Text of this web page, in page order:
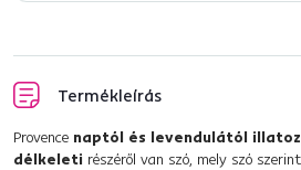
Termékleírás
Provence naptól és levendulától
délkeleti részéről van szó, mely szó